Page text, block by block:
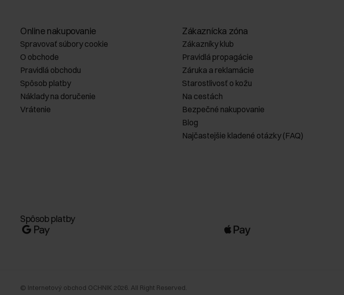
Online nakupovanie
Spravovať súbory cookie
O obchode
Pravidlá obchodu
Spôsob platby
Náklady na doručenie
Vrátenie
Zákaznícka zóna
Zákazníky klub
Pravidlá propagácie
Záruka a reklamácie
Starostlivosť o kožu
Na cestách
Bezpečné nakupovanie
Blog
Najčastejšie kladené otázky (FAQ)
Spôsob platby
© Internetový obchod OCHNIK 2026 . All Right Reserved.